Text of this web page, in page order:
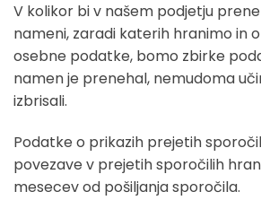
V kolikor bi v našem podjetju
nameni, zaradi katerih hranimo in
osebne podatke, bomo zbirke
namen je prenehal, nemudoma
izbrisali.
Podatke o prikazih prejetih
povezave v prejetih sporočilih
mesecev od pošiljanja sporočila.